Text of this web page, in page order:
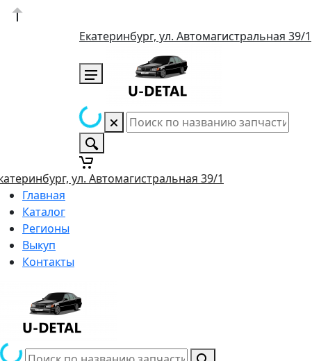
Екатеринбург, ул. Автомагистральная 39/1
ул. Автомагистральная 39/1
Главная
Каталог
Регионы
Выкуп
Контакты